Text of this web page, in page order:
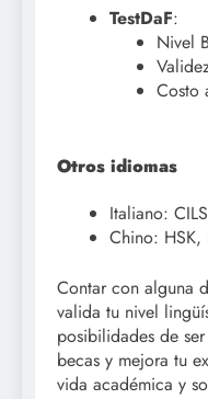
TestDaF:
Nivel
Costo
Otros idiomas
Italiano:
Chino: HSK,
Contar con alguna
valida tu nivel
posibilidades de
becas y mejora tu
vida académica y